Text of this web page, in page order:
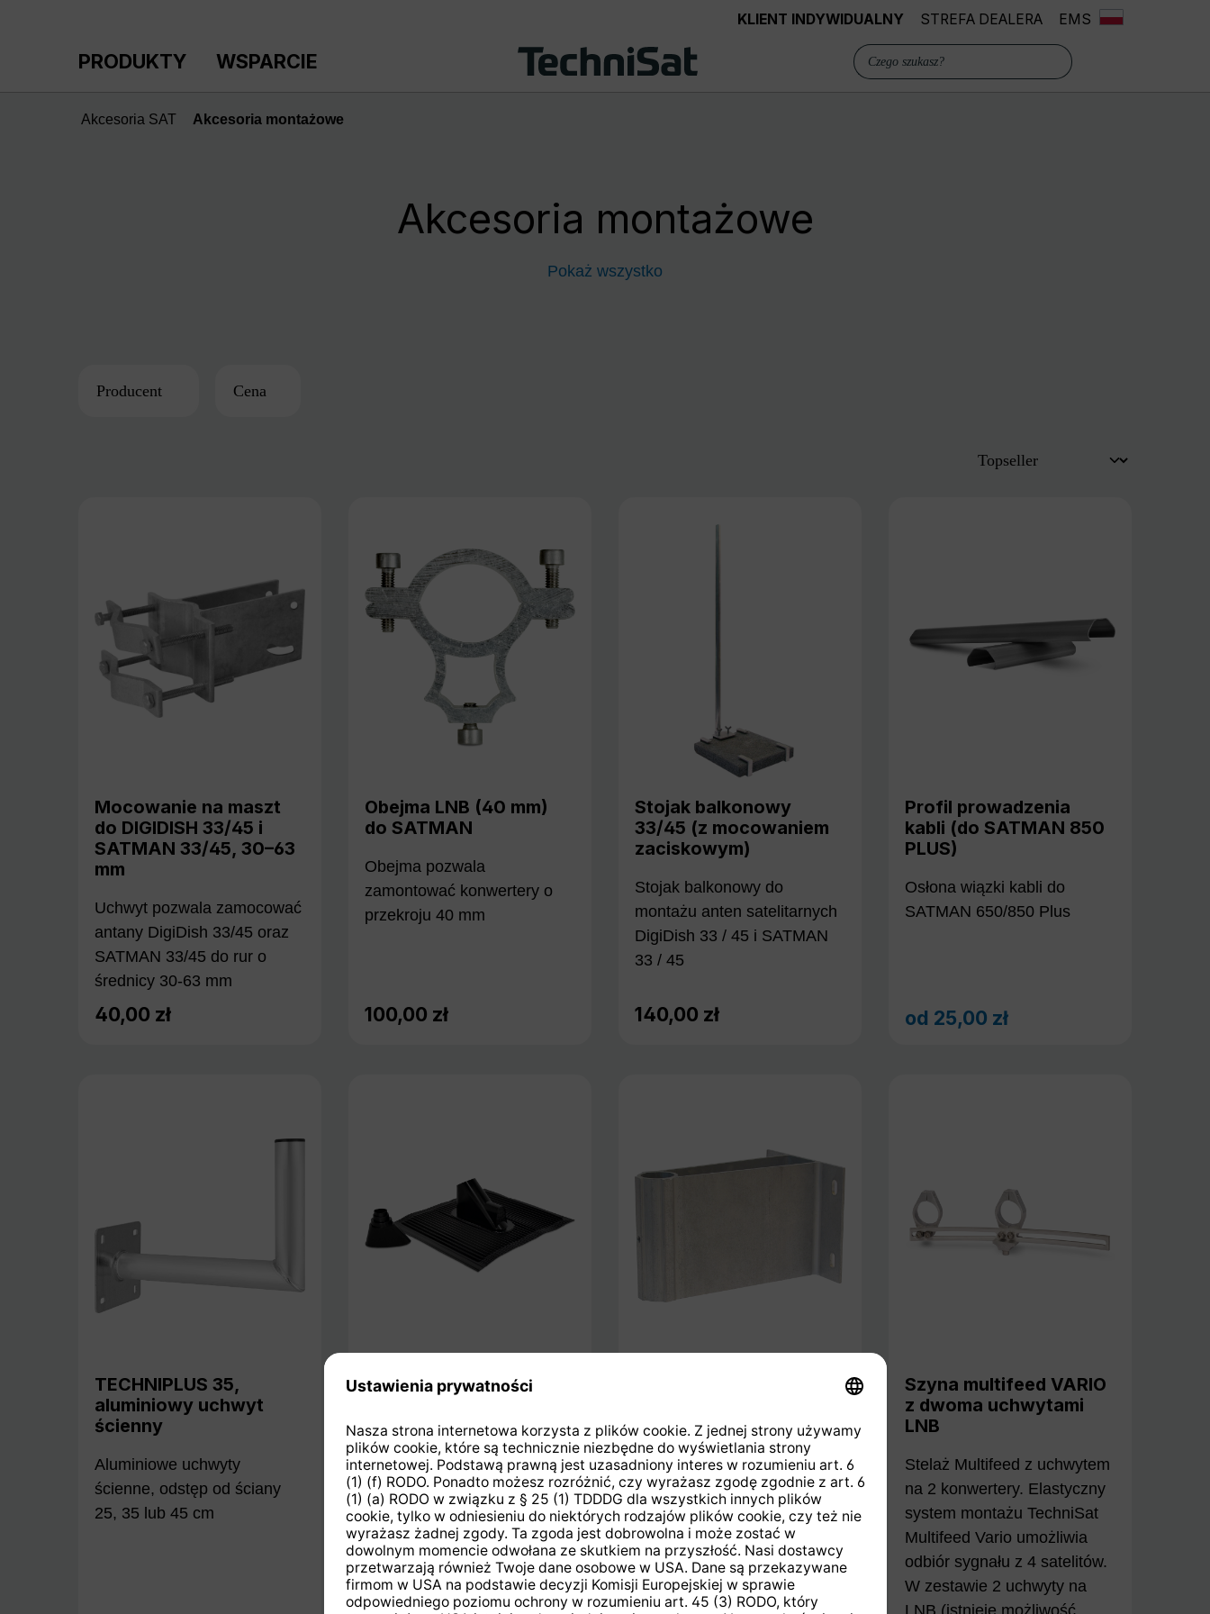
KLIENT INDYWIDUALNY STREFA DEALERA EMS
PRODUKTY WSPARCIE
Akcesoria SAT Akcesoria montażowe
Akcesoria montażowe
Pokaż wszystko
Producent Cena
Mocowanie na maszt
do DIGIDISH 33/45 i
SATMAN 33/45, 30–63
mm
Uchwyt pozwala zamocować
antany DigiDish 33/45 oraz
SATMAN 33/45 do rur o
średnicy 30-63 mm
Cena regularna:
40,00 zł
Obejma LNB (40 mm)
do SATMAN
Obejma pozwala
zamontować konwertery o
przekroju 40 mm
Cena regularna:
100,00 zł
Stojak balkonowy
33/45 (z mocowaniem
zaciskowym)
Stojak balkonowy do
montażu anten satelitarnych
DigiDish 33 / 45 i SATMAN
33 / 45
Cena regularna:
140,00 zł
Profil prowadzenia
kabli (do SATMAN 850
PLUS)
Osłona wiązki kabli do
SATMAN 650/850 Plus
Cena regularna:
od 25,00 zł
TECHNIPLUS 35,
aluminiowy uchwyt
ścienny
Aluminiowe uchwyty
ścienne, odstęp od ściany
25, 35 lub 45 cm
Zestaw aluminiowych
Dachowy zestaw montażowy
Mocowanie ścienne do anten
DIGIDISH 33 i 45 oraz
SATMAN 33 i 45
Szyna multifeed VARIO
z dwoma uchwytami
LNB
Stelaż Multifeed z uchwytem
na 2 konwertery. Elastyczny
system montażu TechniSat
Multifeed Vario umożliwia
odbiór sygnału z 4 satelitów.
W zestawie 2 uchwyty na
LNB (istnieje możliwość